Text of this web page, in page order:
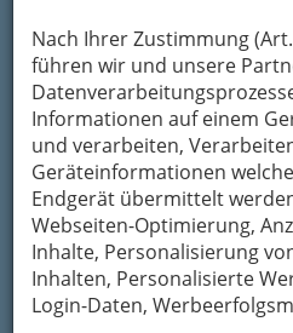
Nach Ihrer Zustimmung (Art.
führen wir und unsere
Informationen auf einem
und verarbeiten,
Geräteinformationen
Endgerät übermittelt
Webseiten-Optimierung,
Inhalte, Personalisierung
Inhalten, Personalisierte
Login-Daten,